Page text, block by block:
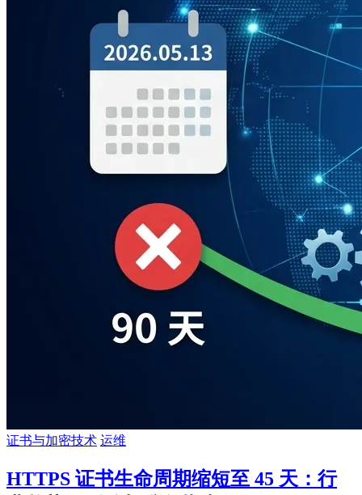
证书与加密技术 运维
HTTPS 证书生命周期缩短至 45 天：行